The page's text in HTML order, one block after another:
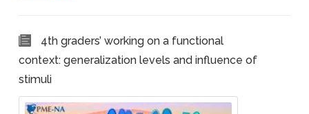
4th graders’ working on a functional
context: generalization levels and influence of
stimuli